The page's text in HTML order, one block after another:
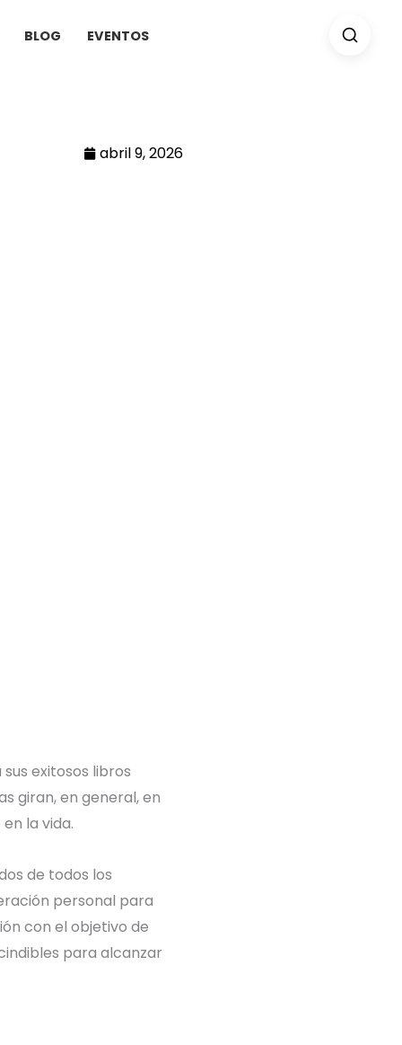
BLOG EVENTOS
abril 9, 2026
exitosos libros
giran, en general, en
la vida.
de todos los
personal para
con el objetivo de
para alcanzar